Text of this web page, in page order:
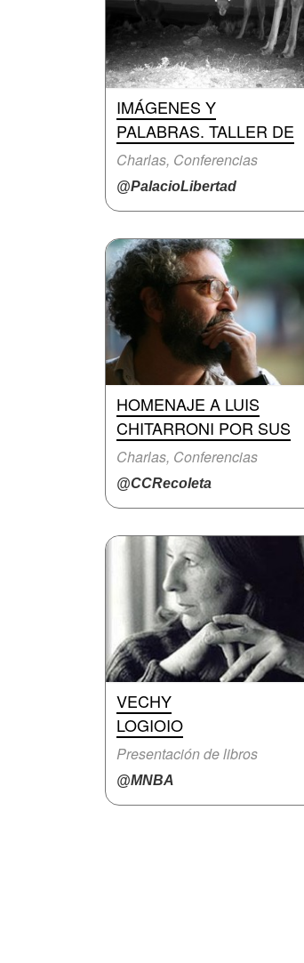
IMÁGENES Y
PALABRAS. TALLER DE
Charlas, Conferencias
@PalacioLibertad
HOMENAJE A LUIS
CHITARRONI POR SUS
Charlas, Conferencias
@CCRecoleta
VECHY
LOGIOIO
Presentación de libros
@MNBA